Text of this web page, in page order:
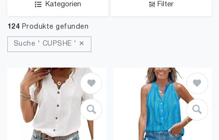
Kategorien Filter
124 Produkte gefunden
Suche ' CUPSHE ' ✕